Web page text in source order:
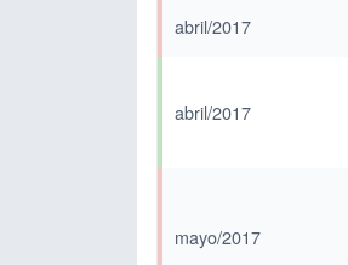
abril/2017
abril/2017
mayo/2017